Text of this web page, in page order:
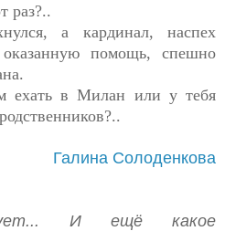
раз?..
а кардинал, наспех
оказанную помощь, спешно
в Милан или у тебя
Галина Солоденкова
И ещё какое